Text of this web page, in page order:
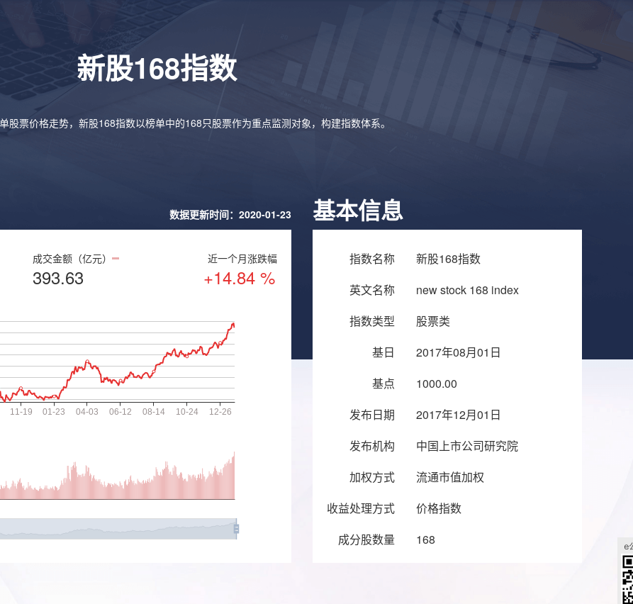
新股168指数
股票价格走势，新股168指数以榜单中的168只股票作为重点监测对象，构建指数体系。
数据更新时间：2020-01-23
成交金额（亿元）
393.63
近一个月涨跌幅
+14.84 %
基本信息
指数名称
新股168指数
英文名称
new stock 168 index
指数类型
股票类
基日
2017年08月01日
基点
1000.00
发布日期
2017年12月01日
发布机构
中国上市公司研究院
加权方式
流通市值加权
收益处理方式
价格指数
成分股数量
168